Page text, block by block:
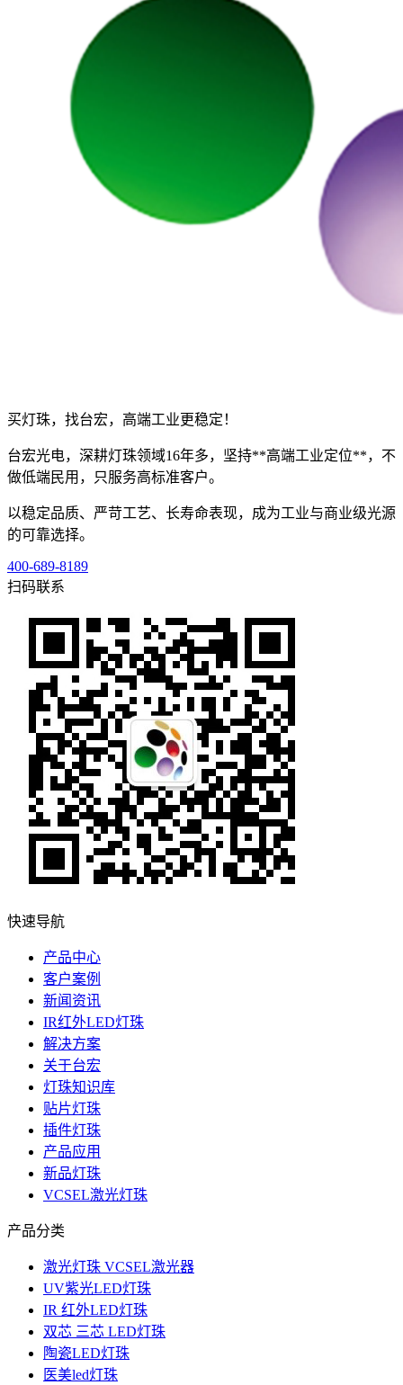
买灯珠，找台宏，高端工业更稳定！
台宏光电，深耕灯珠领域16年多，坚持**高端工业定位**，不
做低端民用，只服务高标准客户。
以稳定品质、严苛工艺、长寿命表现，成为工业与商业级光源
的可靠选择。
400-689-8189
扫码联系
快速导航
产品中心
客户案例
新闻资讯
IR红外LED灯珠
解决方案
关于台宏
灯珠知识库
贴片灯珠
插件灯珠
产品应用
新品灯珠
VCSEL激光灯珠
产品分类
激光灯珠 VCSEL激光器
UV紫光LED灯珠
IR 红外LED灯珠
双芯 三芯 LED灯珠
陶瓷LED灯珠
医美led灯珠